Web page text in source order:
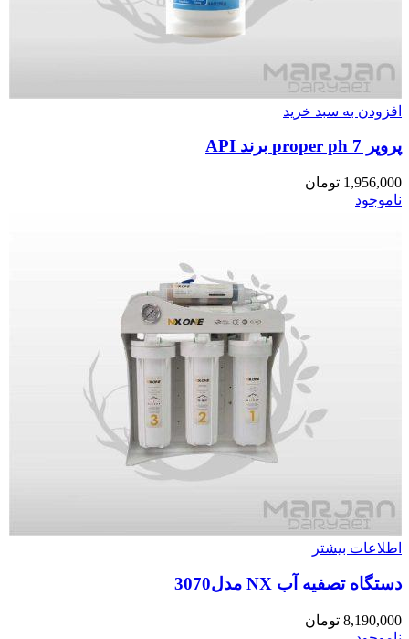
افزودن به سبد خرید
پروپر proper ph 7 برند API
1,956,000 تومان
ناموجود
اطلاعات بیشتر
دستگاه تصفیه آب NX مدل3070
8,190,000 تومان